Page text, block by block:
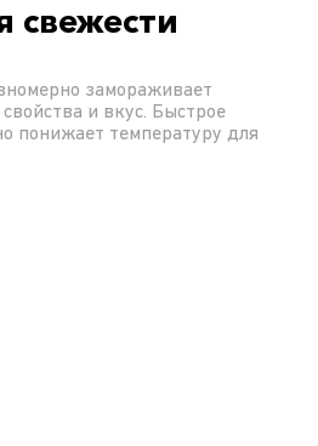
замораживает
и вкус. Быстрое
понижает температуру для